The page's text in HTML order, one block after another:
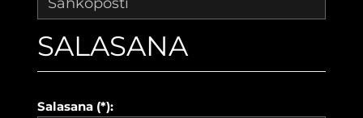
SALASANA
Salasana (*):